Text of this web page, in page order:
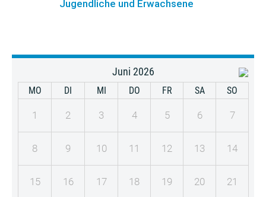
Jugendliche und Erwachsene
Juni 2026
MO DI MI DO FR SA SO
1 2 3 4 5 6 7
8 9 10 11 12 13 14
15 16 17 18 19 20 21